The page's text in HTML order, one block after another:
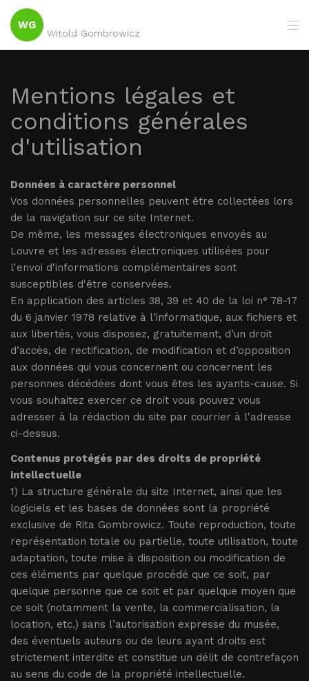
WG
Witold Gombrowicz
Mentions légales et
conditions générales
d'utilisation
Données à caractère personnel
Vos données personnelles peuvent être collectées lors
de la navigation sur ce site Internet.
De même, les messages électroniques envoyés au
Louvre et les adresses électroniques utilisées pour
l'envoi d'informations complémentaires sont
susceptibles d'être conservées.
En application des articles 38, 39 et 40 de la loi n° 78-17
du 6 janvier 1978 relative à l’informatique, aux fichiers et
aux libertés, vous disposez, gratuitement, d’un droit
d’accès, de rectification, de modification et d’opposition
aux données qui vous concernent ou concernent les
personnes décédées dont vous êtes les ayants-cause. Si
vous souhaitez exercer ce droit vous pouvez vous
adresser à la rédaction du site par courrier à l'adresse
ci-dessus.
Contenus protégés par des droits de propriété
intellectuelle
1) La structure générale du site Internet, ainsi que les
logiciels et les bases de données sont la propriété
exclusive de Rita Gombrowicz. Toute reproduction, toute
représentation totale ou partielle, toute utilisation, toute
adaptation, toute mise à disposition ou modification de
ces éléments par quelque procédé que ce soit, par
quelque personne que ce soit et par quelque moyen que
ce soit (notamment la vente, la commercialisation, la
location, etc.) sans l’autorisation expresse du musée,
des éventuels auteurs ou de leurs ayant droits est
strictement interdite et constitue un délit de contrefaçon
au sens du code de la propriété intellectuelle.